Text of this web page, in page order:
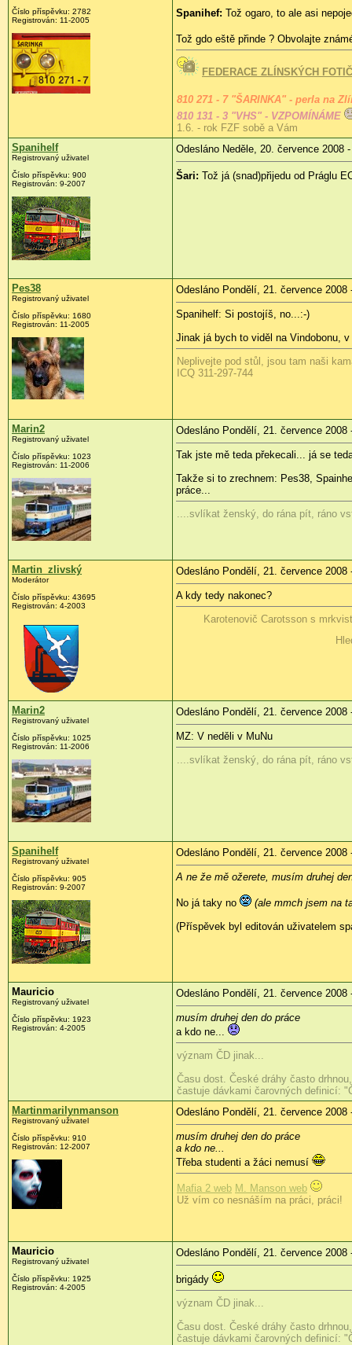
Číslo příspěvku: 2782
Registrován: 11-2005
Spanihef: Tož ogaro, to ale asi
Tož gdo eště přinde ? Obvolajte
FEDERACE ZLÍNSKÝCH
810 271 - 7 "ŠARINKA" - perla na
810 131 - 3 "VHS" - VZPOMÍNÁME
1.6. - rok FZF sobě a Vám
Spanihelf
Registrovaný uživatel
Číslo příspěvku: 900
Registrován: 9-2007
Odesláno Neděle, 20. července 2008
Šari: Tož já (snad)přijedu od Práglu
Pes38
Registrovaný uživatel
Číslo příspěvku: 1680
Registrován: 11-2005
Odesláno Pondělí, 21. července 2008
Spanihelf: Si postojíš, no...:-)
Jinak já bych to viděl na Vindobonu,
Neplivejte pod stůl, jsou tam naši
ICQ 311-297-744
Marin2
Registrovaný uživatel
Číslo příspěvku: 1023
Registrován: 11-2006
Odesláno Pondělí, 21. července 2008
Tak jste mě teda překecali... já se
Takže si to zrechnem: Pes38,
práce...
....svlíkat ženský, do rána pít, ráno
Martin_zlivský
Moderátor
Číslo příspěvku: 43695
Registrován: 4-2003
Odesláno Pondělí, 21. července 2008
A kdy tedy nakonec?
Karotenovič Carotsson s
Marin2
Registrovaný uživatel
Číslo příspěvku: 1025
Registrován: 11-2006
Odesláno Pondělí, 21. července 2008
MZ: V neděli v MuNu
....svlíkat ženský, do rána pít, ráno
Spanihelf
Registrovaný uživatel
Číslo příspěvku: 905
Registrován: 9-2007
Odesláno Pondělí, 21. července 2008
A ne že mě ožerete, musím druhej
No já taky no
(ale mmch jsem na
(Příspěvek byl editován uživatelem
Mauricio
Registrovaný uživatel
Číslo příspěvku: 1923
Registrován: 4-2005
Odesláno Pondělí, 21. července 2008
musím druhej den do práce
a kdo ne...
význam ČD jinak...
Času dost. České dráhy často
častuje dávkami čarovných definicí:
Martinmarilynmanson
Registrovaný uživatel
Číslo příspěvku: 910
Registrován: 12-2007
Odesláno Pondělí, 21. července 2008
musím druhej den do práce
a kdo ne...
Třeba studenti a žáci nemusí
Mafia 2 web M. Manson web
Už vím co nesnáším na práci, práci!
Mauricio
Registrovaný uživatel
Číslo příspěvku: 1925
Registrován: 4-2005
Odesláno Pondělí, 21. července 2008
brigády
význam ČD jinak...
Času dost. České dráhy často
častuje dávkami čarovných definicí: